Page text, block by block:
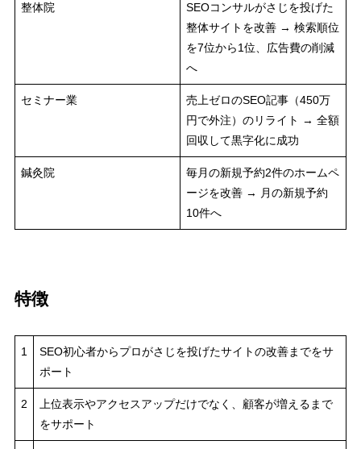
整体院
SEOコンサルがさじを投げた
整体サイトを改善 → 検索順位
を7位から1位、広告費の削減
へ
セミナー業
売上ゼロのSEO記事（450万
円で外注）のリライト → 全額
回収して黒字化に成功
鍼灸院
毎月の新規予約2件のホームペ
ージを改善 → 月の新規予約
10件へ
特徴
1
SEO初心者からプロがさじを投げたサイトの改善までをサ
ポート
2
上位表示やアクセスアップだけでなく、顧客が増えるまで
をサポート